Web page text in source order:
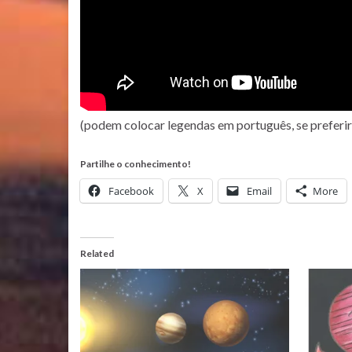
(podem colocar legendas em português, se
Partilhe o conhecimento!
Facebook X Email More
Related